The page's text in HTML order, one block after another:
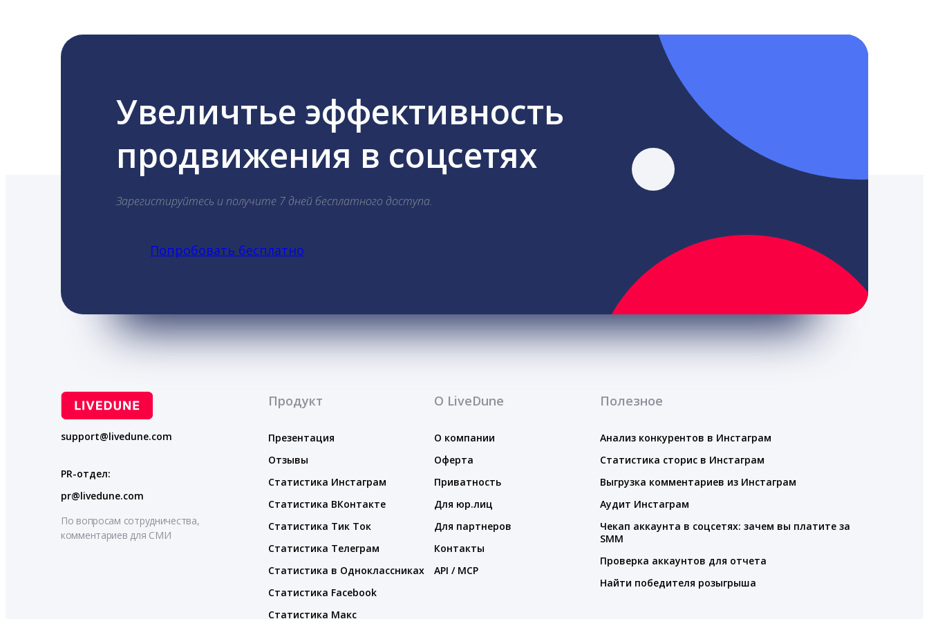
Увеличтье эффективность
продвижения в соцсетях
Зарегистируйтесь и получите 7 дней бесплатного доступа.
Попробовать бесплатно
support@livedune.com
PR-отдел:
pr@livedune.com
По вопросам сотрудничества,
комментариев для СМИ
Продукт
Презентация
Отзывы
Статистика Инстаграм
Статистика ВКонтакте
Статистика Тик Ток
Статистика Телеграм
Статистика в Одноклассниках
Статистика Facebook
Статистика Макс
О LiveDune
О компании
Оферта
Приватность
Для юр.лиц
Для партнеров
Контакты
API / MCP
Полезное
Анализ конкурентов в Инстаграм
Статистика сторис в Инстаграм
Выгрузка комментариев из Инстаграм
Аудит Инстаграм
Чекап аккаунта в соцсетях: зачем вы платите за
SMM
Проверка аккаунтов для отчета
Найти победителя розыгрыша